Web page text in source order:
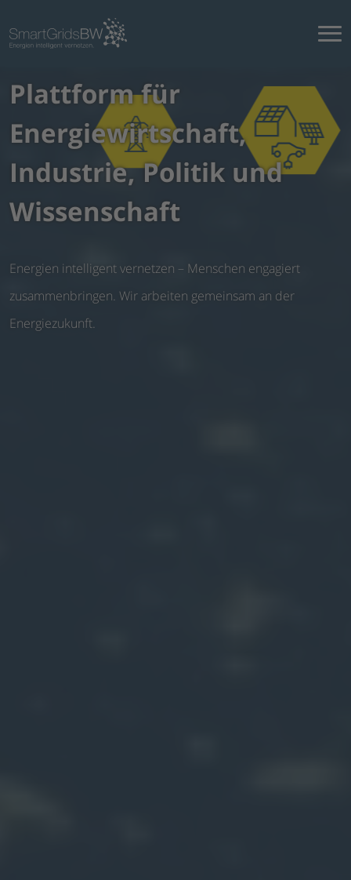
Plattform für
Energiewirtschaft,
Industrie, Politik und
Wissenschaft
Energien intelligent vernetzen – Menschen engagiert
zusammenbringen. Wir arbeiten gemeinsam an der
Energiezukunft.